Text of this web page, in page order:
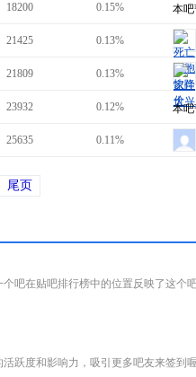
18200 0.15% 本
21425 0.13%
21809 0.13%
23932 0.12% 本
25635 0.11%
尾页
吧在贴吧排行榜中的位置反映了这个
跃度和影响力，吸引更多吧友来签到